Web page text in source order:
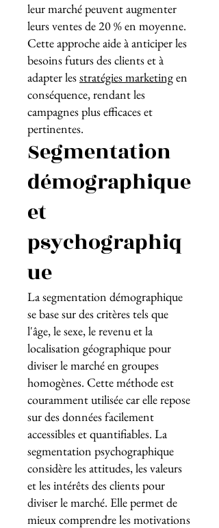
leur marché peuvent augmenter
leurs ventes de 20 % en moyenne.
Cette approche aide à anticiper les
besoins futurs des clients et à
adapter lesstratégies marketingen
conséquence, rendant les
campagnes plus efficaces et
pertinentes.
Segmentation
démographique
et
psychographiq
ue
La segmentation démographique
se base sur des critères tels que
l'âge, le sexe, le revenu et la
localisation géographique pour
diviser le marché en groupes
homogènes. Cette méthode est
couramment utilisée car elle repose
sur des données facilement
accessibles et quantifiables. La
segmentation psychographique
considère les attitudes, les valeurs
et les intérêts des clients pour
diviser le marché. Elle permet de
mieux comprendre les motivations